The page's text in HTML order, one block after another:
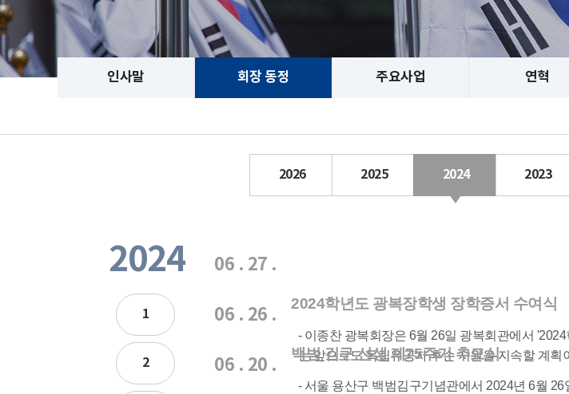
인사말 회장 동정 주요사업 연혁
2026 2025 2024 2023
2024
1
2
06 . 27 .
2024학년도 광복장학생 장학증서 수여식
- 이종찬 광복회장은 6월 26일 광복회관에서
는 앞으로도 독립유공자 후손 지원을 지속할 계획
06 . 26 .
백범 김구 선생 제75주기 추모식
- 서울 용산구 백범김구기념관에서 2024년 6월
06 . 20 .